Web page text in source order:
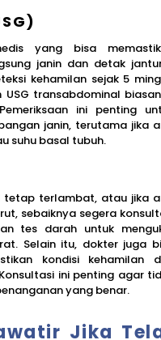
yang bisa
janin dan detak
kehamilan sejak 5
transabdominal
ini penting
janin, terutama jika
suhu basal tubuh.
terlambat, atau jika
sebaiknya segera
tes darah untuk
Selain itu, dokter juga
kondisi kehamilan
ini penting agar
yang benar.
Jika